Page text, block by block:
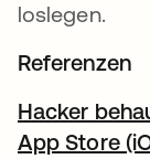
loslegen.
Referenzen
Hacker
App Store